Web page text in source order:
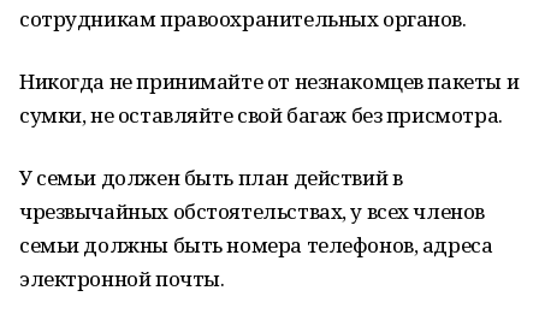
сотрудникам правоохранительных органов.
Никогда не принимайте от незнакомцев пакеты и
сумки, не оставляйте свой багаж без присмотра.
У семьи должен быть план действий в
чрезвычайных обстоятельствах, у всех членов
семьи должны быть номера телефонов, адреса
электронной почты.